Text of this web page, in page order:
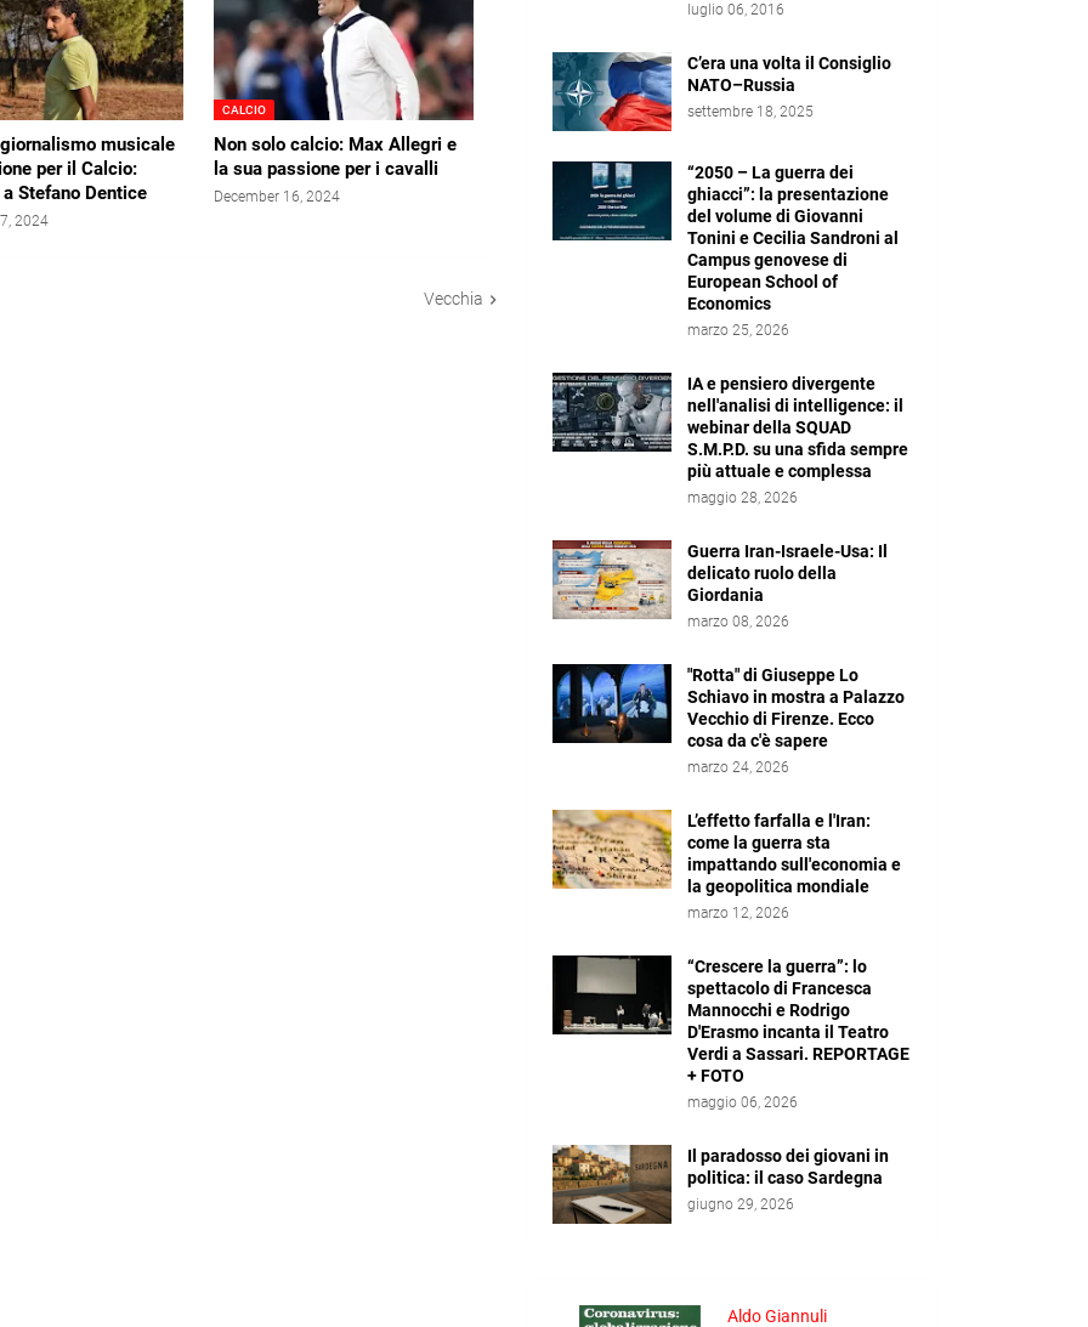
musicale
per il Calcio:
Stefano Dentice
2024
CALCIO
Non solo calcio: Max Allegri e
la sua passione per i cavalli
December 16, 2024
Vecchia
luglio 06, 2016
C’era una volta il Consiglio
NATO–Russia
settembre 18, 2025
“2050 – La guerra dei
ghiacci”: la presentazione
del volume di Giovanni
Tonini e Cecilia Sandroni al
Campus genovese di
European School of
Economics
marzo 25, 2026
IA e pensiero divergente
nell'analisi di intelligence: il
webinar della SQUAD
S.M.P.D. su una sfida sempre
più attuale e complessa
maggio 28, 2026
Guerra Iran-Israele-Usa: Il
delicato ruolo della
Giordania
marzo 08, 2026
"Rotta" di Giuseppe Lo
Schiavo in mostra a Palazzo
Vecchio di Firenze. Ecco
cosa da c'è sapere
marzo 24, 2026
L’effetto farfalla e l'Iran:
come la guerra sta
impattando sull'economia e
la geopolitica mondiale
marzo 12, 2026
“Crescere la guerra”: lo
spettacolo di Francesca
Mannocchi e Rodrigo
D'Erasmo incanta il Teatro
Verdi a Sassari. REPORTAGE
+ FOTO
maggio 06, 2026
Il paradosso dei giovani in
politica: il caso Sardegna
giugno 29, 2026
Aldo Giannuli